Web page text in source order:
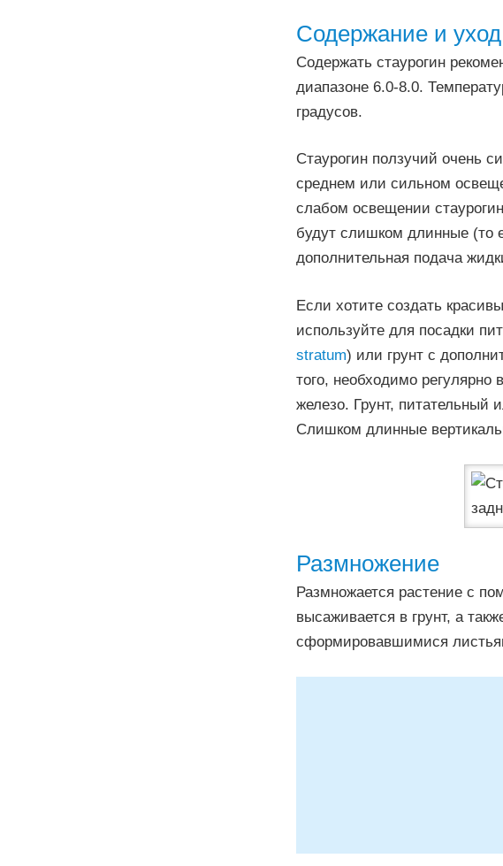
Содержание и уход
Содержать стаурогин
диапазоне 6.0-8.0.
градусов.
Стаурогин ползучий очень
среднем или сильном
слабом освещении
будут слишком длинные (то
дополнительная подача
Если хотите создать
используйте для посадки
stratum) или грунт с
того, необходимо регулярно
железо. Грунт,
Слишком длинные
Размножение
Размножается растение с
высаживается в грунт, а
сформировавшимися